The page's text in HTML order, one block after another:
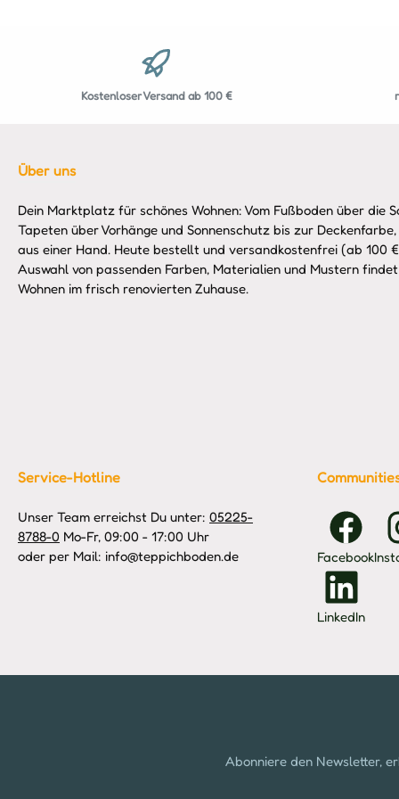
Kostenloser Versand ab 100 €
Über uns
Dein Marktplatz für schönes Wohnen: Vom Fußboden über die
Tapeten über Vorhänge und Sonnenschutz bis zur
aus einer Hand. Heute bestellt und versandkostenfrei (ab 100
Auswahl von passenden Farben, Materialien und Mustern
Wohnen im frisch renovierten Zuhause.
Service-Hotline
Unser Team erreichst Du unter: 05225-
8788-0 Mo-Fr, 09:00 - 17:00 Uhr
oder per Mail: info@teppichboden.de
Facebook
LinkedIn
Abonniere den Newsletter,